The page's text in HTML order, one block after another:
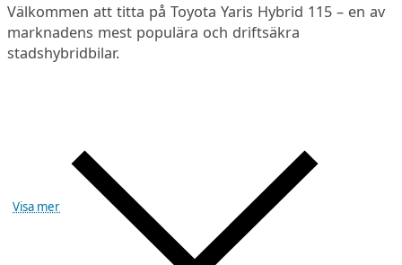
Välkommen att titta på Toyota Yaris Hybrid 115 – en av
marknadens mest populära och driftsäkra
stadshybridbilar.
Visa mer